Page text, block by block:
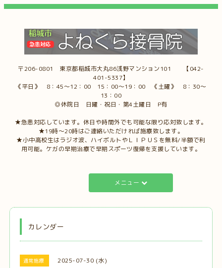
〒206-0801 東京都稲城市大丸86浅野マンション101 【042-
401-5337】
《平日》 8：45～12：00 15：00～19：00 《土曜》 8：30～
13：00
◎休院日 日曜・祝日・第4土曜日 P有
★急患対応しています。休日や時間外でも可能な限り応対致します。
★19時～20時はご連絡いただければ施療致します。
★小中高校生はラジオ波、ハイボルトやＬＩＰＵＳを無料/半額で利
用可能。ケガの早期治療で早期スポーツ復帰を支援しています。
メニュー
カレンダー
通常施療 2025-07-30 (水)